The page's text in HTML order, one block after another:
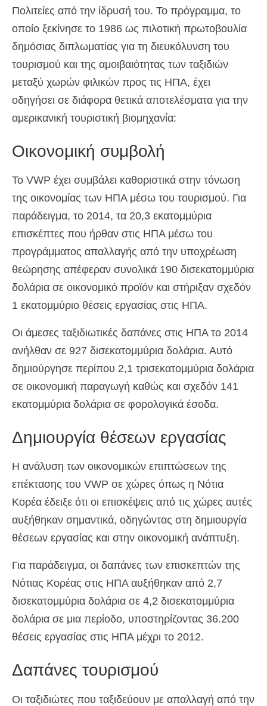
Πολιτείες από την ίδρυσή του. Το πρόγραμμα, το
οποίο ξεκίνησε το 1986 ως πιλοτική πρωτοβουλία
δημόσιας διπλωματίας για τη διευκόλυνση του
τουρισμού και της αμοιβαιότητας των ταξιδιών
μεταξύ χωρών φιλικών προς τις ΗΠΑ, έχει
οδηγήσει σε διάφορα θετικά αποτελέσματα για την
αμερικανική τουριστική βιομηχανία:
Οικονομική συμβολή
Το VWP έχει συμβάλει καθοριστικά στην τόνωση
της οικονομίας των ΗΠΑ μέσω του τουρισμού. Για
παράδειγμα, το 2014, τα 20,3 εκατομμύρια
επισκέπτες που ήρθαν στις ΗΠΑ μέσω του
προγράμματος απαλλαγής από την υποχρέωση
θεώρησης απέφεραν συνολικά 190 δισεκατομμύρια
δολάρια σε οικονομικό προϊόν και στήριξαν σχεδόν
1 εκατομμύριο θέσεις εργασίας στις ΗΠΑ.
Οι άμεσες ταξιδιωτικές δαπάνες στις ΗΠΑ το 2014
ανήλθαν σε 927 δισεκατομμύρια δολάρια. Αυτό
δημιούργησε περίπου 2,1 τρισεκατομμύρια δολάρια
σε οικονομική παραγωγή καθώς και σχεδόν 141
εκατομμύρια δολάρια σε φορολογικά έσοδα.
Δημιουργία θέσεων εργασίας
Η ανάλυση των οικονομικών επιπτώσεων της
επέκτασης του VWP σε χώρες όπως η Νότια
Κορέα έδειξε ότι οι επισκέψεις από τις χώρες αυτές
αυξήθηκαν σημαντικά, οδηγώντας στη δημιουργία
θέσεων εργασίας και στην οικονομική ανάπτυξη.
Για παράδειγμα, οι δαπάνες των επισκεπτών της
Νότιας Κορέας στις ΗΠΑ αυξήθηκαν από 2,7
δισεκατομμύρια δολάρια σε 4,2 δισεκατομμύρια
δολάρια σε μια περίοδο, υποστηρίζοντας 36.200
θέσεις εργασίας στις ΗΠΑ μέχρι το 2012.
Δαπάνες τουρισμού
Οι ταξιδιώτες που ταξιδεύουν με απαλλαγή από την